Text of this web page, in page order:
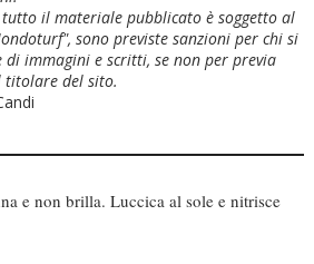
il materiale pubblicato è soggetto al
sono previste sanzioni per chi si
immagini e scritti, se non per previa
titolare del sito.
e non brilla. Luccica al sole e nitrisce